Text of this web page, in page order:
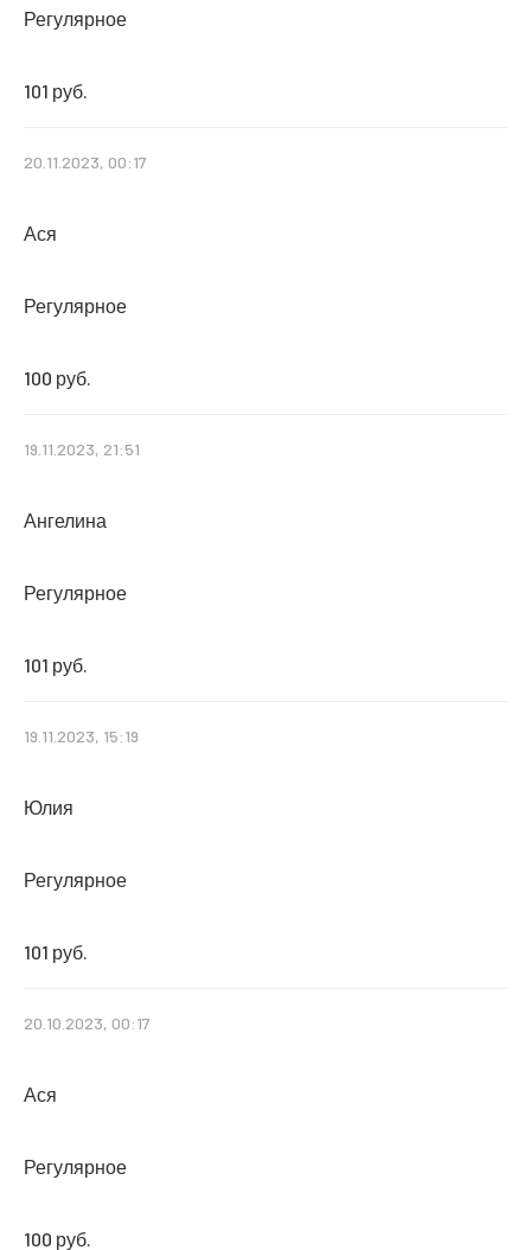
Регулярное
101 руб.
20.11.2023, 00:17
Ася
Регулярное
100 руб.
19.11.2023, 21:51
Ангелина
Регулярное
101 руб.
19.11.2023, 15:19
Юлия
Регулярное
101 руб.
20.10.2023, 00:17
Ася
Регулярное
100 руб.